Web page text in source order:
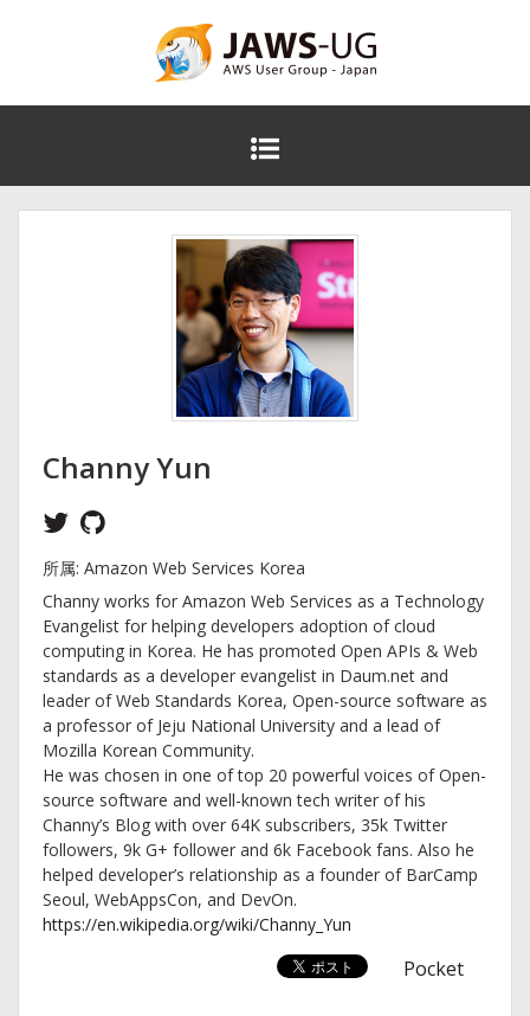
ン
ス
メ
イ
ン
メ
ニ
ュ
ー
Channy Yun
所属: Amazon Web Services Korea
Channy works for Amazon Web Services as a Technology
Evangelist for helping developers adoption of cloud
computing in Korea. He has promoted Open APIs & Web
standards as a developer evangelist in Daum.net and
leader of Web Standards Korea, Open-source software as
a professor of Jeju National University and a lead of
Mozilla Korean Community.
He was chosen in one of top 20 powerful voices of Open-
source software and well-known tech writer of his
Channy’s Blog with over 64K subscribers, 35k Twitter
followers, 9k G+ follower and 6k Facebook fans. Also he
helped developer’s relationship as a founder of BarCamp
Seoul, WebAppsCon, and DevOn.
https://en.wikipedia.org/wiki/Channy_Yun
Pocket